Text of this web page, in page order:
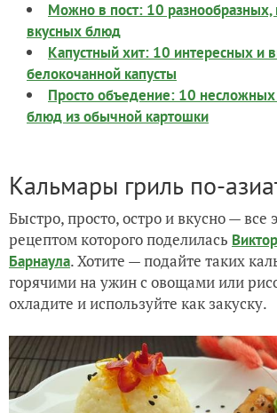
Можно в пост: 10 разнообразных,
вкусных блюд
Капустный хит: 10 интересных и
белокочанной капусты
Просто объедение: 10
блюд из обычной картошки
Кальмары гриль по-
Быстро, просто, остро и вкусно — все
рецептом которого поделилась
Барнаула. Хотите — подайте таких
горячими на ужин с овощами или
охладите и используйте как закуску.